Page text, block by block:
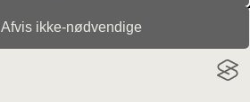
Afvis ikke‑nødvendige